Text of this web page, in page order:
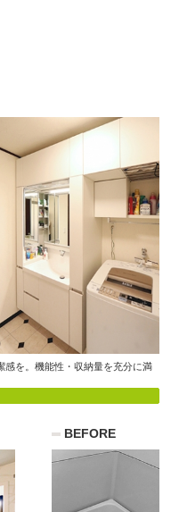
感を。機能性・収納量を充分に満
BEFORE